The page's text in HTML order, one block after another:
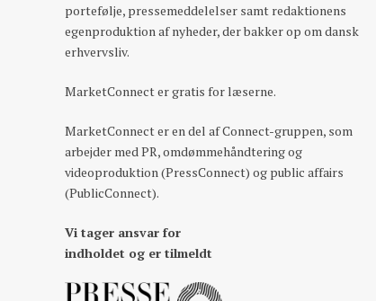
portefølje, pressemeddelelser samt redaktionens
egenproduktion af nyheder, der bakker op om dansk
erhvervsliv.
MarketConnect er gratis for læserne.
MarketConnect er en del af Connect-gruppen, som
arbejder med PR, omdømmehåndtering og
videoproduktion (PressConnect) og public affairs
(PublicConnect).
Vi tager ansvar for
indholdet og er tilmeldt